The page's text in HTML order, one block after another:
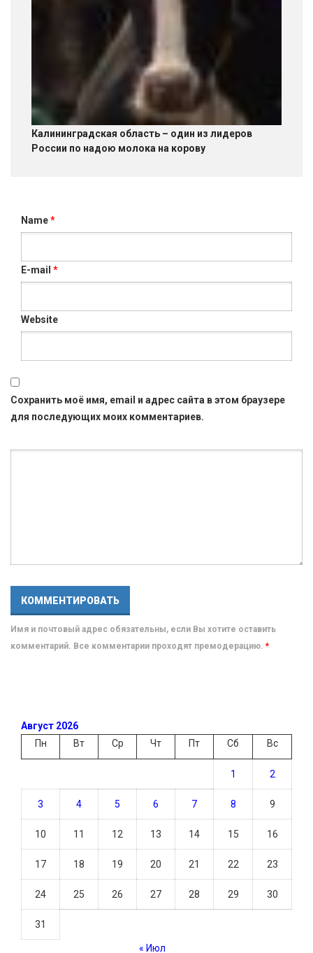
Калининградская область – один из лидеров
России по надою молока на корову
Name*
E-mail *
Website
Сохранить моё имя, email и адрес сайта в этом браузере
для последующих моих комментариев.
Имя и почтовый адрес обязательны, если Вы хотите оставить
комментарий. Все комментарии проходят премодерацию. *
Август 2026
Пн
Вт Ср Чт Пт Сб Вс
1 2
3 4 5 6 7 8 9
10 11 12 13 14 15 16
17 18 19 20 21 22 23
24 25 26 27 28 29 30
31
« Июл